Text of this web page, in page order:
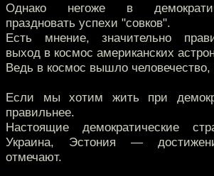
Однако негоже в
праздновать успехи "совков".
Есть мнение, значительно
выход в космос американских
Ведь в космос вышло человечество,
Если мы хотим жить при
правильнее.
Настоящие демократические
Украина, Эстония —
отмечают.